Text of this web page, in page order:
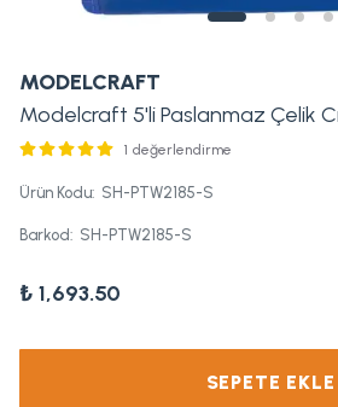
MODELCRAFT
Modelcraft 5'li Paslanmaz Çelik
1 değerlendirme
Ürün Kodu: SH-PTW2185-S
Barkod: SH-PTW2185-S
₺ 1,693.50
SEPETE EKLE